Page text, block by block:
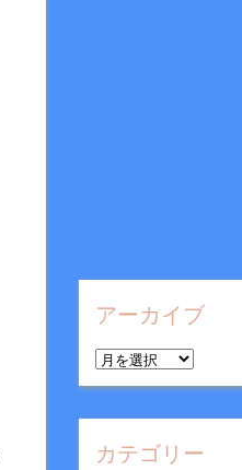
アーカイブ
ア
ー
カ
イ
カテゴリー